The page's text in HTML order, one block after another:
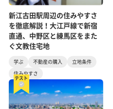
新江古田駅周辺の住みやすさ
を徹底解説！大江戸線で新宿
直通、中野区と練馬区をまた
ぐ文教住宅地
学ぶ 不動産の購入
立地条件
住みやすさ
テスト